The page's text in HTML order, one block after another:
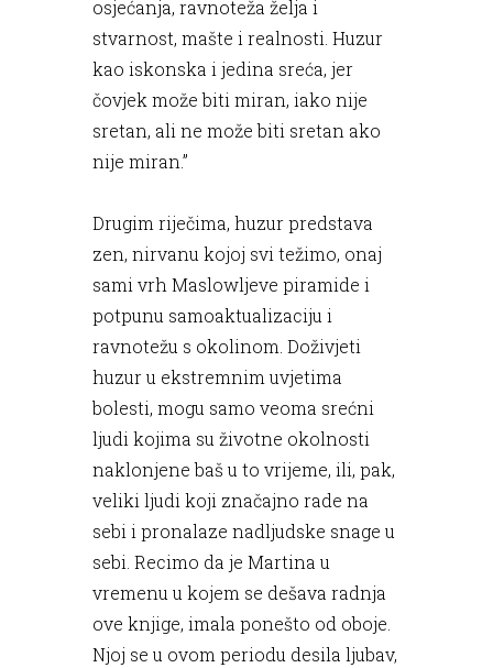
osjećanja, ravnoteža želja i
stvarnost, mašte i realnosti. Huzur
kao iskonska i jedina sreća, jer
čovjek može biti miran, iako nije
sretan, ali ne može biti sretan ako
nije miran.”
Drugim riječima, huzur predstava
zen, nirvanu kojoj svi težimo, onaj
sami vrh Maslowljeve piramide i
potpunu samoaktualizaciju i
ravnotežu s okolinom. Doživjeti
huzur u ekstremnim uvjetima
bolesti, mogu samo veoma srećni
ljudi kojima su životne okolnosti
naklonjene baš u to vrijeme, ili, pak,
veliki ljudi koji značajno rade na
sebi i pronalaze nadljudske snage u
sebi. Recimo da je Martina u
vremenu u kojem se dešava radnja
ove knjige, imala ponešto od oboje.
Njoj se u ovom periodu desila ljubav,